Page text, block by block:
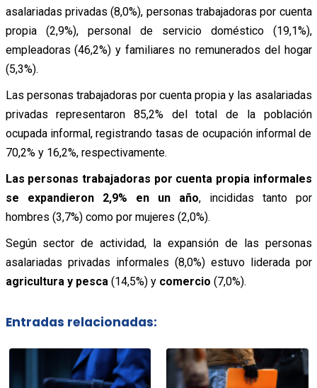
asalariadas privadas (8,0%), personas trabajadoras por cuenta
propia (2,9%), personal de servicio doméstico (19,1%),
empleadoras (46,2%) y familiares no remunerados del hogar
(5,3%).
Las personas trabajadoras por cuenta propia y las asalariadas
privadas representaron 85,2% del total de la población
ocupada informal, registrando tasas de ocupación informal de
70,2% y 16,2%, respectivamente.
Las personas trabajadoras por cuenta propia informales
se expandieron 2,9% en un año, incididas tanto por
hombres (3,7%) como por mujeres (2,0%).
Según sector de actividad, la expansión de las personas
asalariadas privadas informales (8,0%) estuvo liderada por
agricultura y pesca (14,5%) y comercio (7,0%).
Entradas relacionadas: